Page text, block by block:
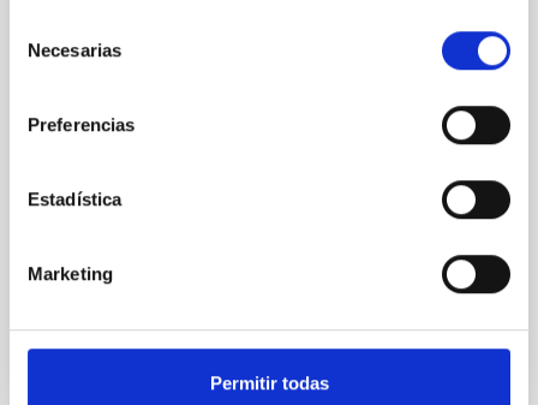
Necesarias
Preferencias
Estadística
Marketing
Permitir todas
indistinguishable abundance patterns. In this talk, I
obtained NIRSpec and